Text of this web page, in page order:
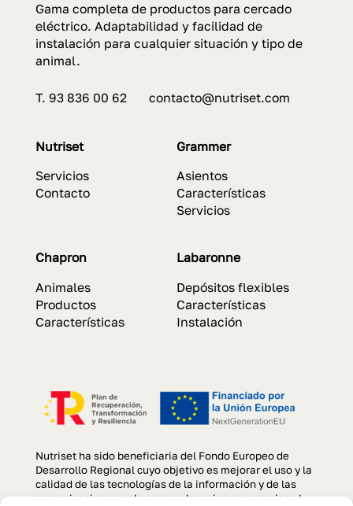
Gama completa de productos para cercado
eléctrico. Adaptabilidad y facilidad de
instalación para cualquier situación y tipo de
animal.
T. 93 836 00 62 contacto@nutriset.com
Nutriset
Servicios
Contacto
Grammer
Asientos
Características
Servicios
Chapron
Animales
Productos
Características
Labaronne
Depósitos flexibles
Características
Instalación
Nutriset ha sido beneficiaria del Fondo Europeo de
Desarrollo Regional cuyo objetivo es mejorar el uso y la
calidad de las tecnologías de la información y de las
comunicaciones y el acceso a las mismas y gracias al